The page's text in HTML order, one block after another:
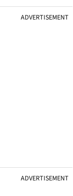
ADVERTISEMENT
ADVERTISEMENT